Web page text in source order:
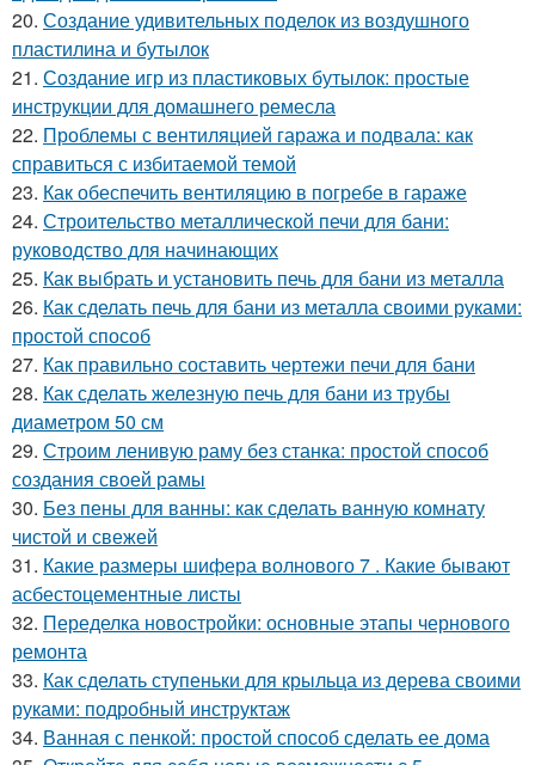
20. Создание удивительных поделок из воздушного
пластилина и бутылок
21. Создание игр из пластиковых бутылок: простые
инструкции для домашнего ремесла
22. Проблемы с вентиляцией гаража и подвала: как
справиться с избитаемой темой
23. Как обеспечить вентиляцию в погребе в гараже
24. Строительство металлической печи для бани:
руководство для начинающих
25. Как выбрать и установить печь для бани из металла
26. Как сделать печь для бани из металла своими руками:
простой способ
27. Как правильно составить чертежи печи для бани
28. Как сделать железную печь для бани из трубы
диаметром 50 см
29. Строим ленивую раму без станка: простой способ
создания своей рамы
30. Без пены для ванны: как сделать ванную комнату
чистой и свежей
31. Какие размеры шифера волнового 7 . Какие бывают
асбестоцементные листы
32. Переделка новостройки: основные этапы чернового
ремонта
33. Как сделать ступеньки для крыльца из дерева своими
руками: подробный инструктаж
34. Ванная с пенкой: простой способ сделать ее дома